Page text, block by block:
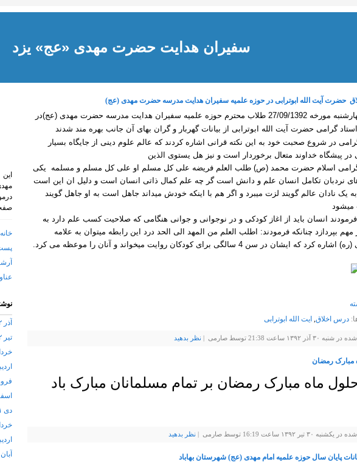
سفیران هدایت حضرت مهدی «عج» یزد
حضرت آیت الله ابوترابی در حوزه علمیه سفیران هدایت مدرسه حضرت مهدی (عج)
صبح چهارشنبه مورخه 27/09/1392 طلاب محترم حوزه علمیه سفیران هدایت مدرسه حضرت مهدی (عج)در
گرامی حضرت آیت الله ابوترابی از بیانات گهربار و گران بهای آن جانب بهره مند شدند
در شروع صحبت خود به این نکته قرانی اشاره کردند که عالم علوم دینی از جایگاه بسیار
پیشگاه خداوند متعال برخوردار است و نیز هل یستوی الذین
گرامی اسلام حضرت محمد (ص) طلب العلم فریضه علی کل مسلم او علی کل مسلم و مسلمه یکی
های نردبان تکامل انسان علم و دانش است گر چه علم کمال ذاتی انسان است و دلیل ان این است
یک نادان عالم گویند لزت میبرد و اگر هم با اینکه خودش میداند جاهل است به او جاهل گویند
میشود
انسان باید از اغاز کودکی و در نوجوانی و جوانی هنگامی که صلاحیت کسب علم دارد به
مهم بپردازد چنانکه فرمودند: اطلب العلم من المهد الی الحد درد این رابطه میتوان به علامه
که ایشان در سن 4 سالگی برای کودکان روایت میخواند و آنان را موعظه می کرد.
درس اخلاق, ایت الله ابوترابی
آذر ۱۳۹۲ ساعت 21:38 توسط صارمی | نظر بدهيد
مبارک رمضان
ماه مبارک رمضان بر تمام مسلمانان مبارک باد
۳۰ تیر ۱۳۹۲ ساعت 16:19 توسط صارمی | نظر بدهيد
پایان سال حوزه علمیه امام مهدی (عج) شهرستان بهاباد
خانه
آذر ۱۳۹۲
تیر ۱۳۹۲
خرداد
اسفند
دی ۱۳۹۱
خرداد
آبان ۱۳۹۰